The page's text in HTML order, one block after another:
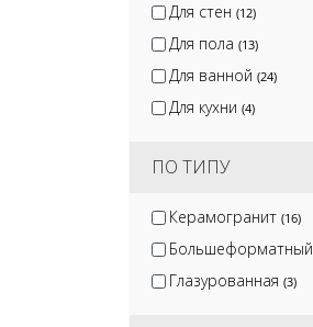
Для стен (12)
Для пола (13)
Для ванной (24)
Для кухни (4)
ПО ТИПУ
Керамогранит (16)
Большеформатный
Глазурованная (3)